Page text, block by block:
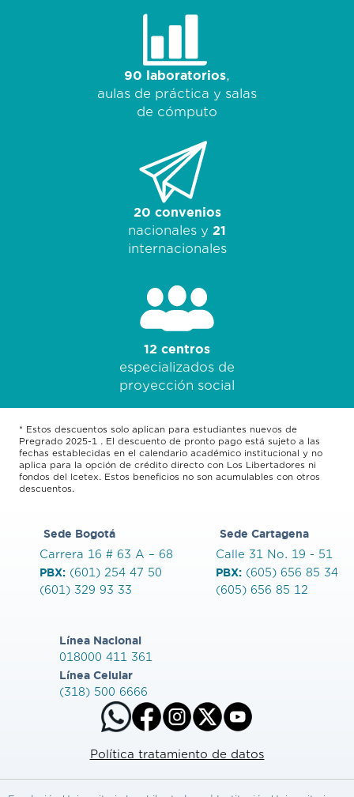
90 laboratorios,
aulas de práctica y salas
de cómputo
20 convenios
nacionales y 21
internacionales
12 centros
especializados de
proyección social
* Estos descuentos solo aplican para estudiantes nuevos de
Pregrado 2025-1 . El descuento de pronto pago está sujeto a las
fechas establecidas en el calendario académico institucional y no
aplica para la opción de crédito directo con Los Libertadores ni
fondos del Icetex. Estos beneficios no son acumulables con otros
descuentos.
Sede Bogotá
Carrera 16 # 63 A – 68
PBX:(601) 254 47 50
(601) 329 93 33
Sede Cartagena
Calle 31 No. 19 - 51
PBX:(605) 656 85 34
(605) 656 85 12
Línea Nacional
018000 411 361
Línea Celular
(318) 500 6666
Política tratamiento de datos